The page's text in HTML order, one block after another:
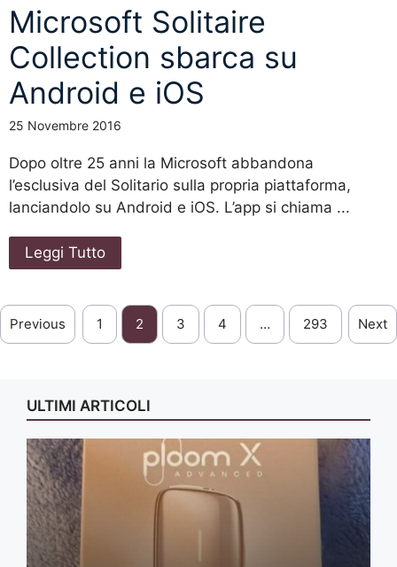
Microsoft Solitaire
Collection sbarca su
Android e iOS
25 Novembre 2016
Dopo oltre 25 anni la Microsoft abbandona
l’esclusiva del Solitario sulla propria piattaforma,
lanciandolo su Android e iOS. L’app si chiama ...
Leggi Tutto
Previous 1 2 3 4 … 293 Next
ULTIMI ARTICOLI